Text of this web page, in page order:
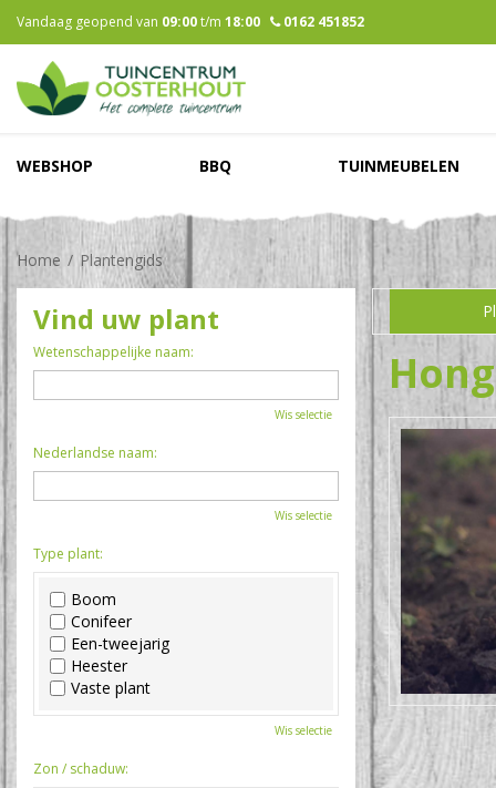
naar
Home Plantengids
Vandaag geopend van 09:00t/m 18:00 0162 451852
WEBSHOP BBQ TUINMEUBELEN
Vind uw plant
Wetenschappelijke naam:
Wis selectie
Nederlandse naam:
Wis selectie
Type plant:
Boom
Conifeer
Een-tweejarig
Heester
Vaste plant
Wis selectie
Zon / schaduw: